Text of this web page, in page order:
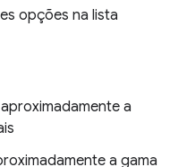
opções na lista
a
a gama